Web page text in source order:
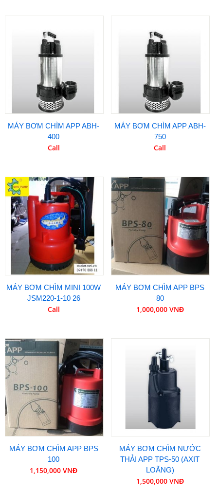
MÁY BƠM CHÌM APP ABH-
400
Call
MÁY BƠM CHÌM APP ABH-
750
Call
MÁY BƠM CHÌM MINI 100W
JSM220-1-10 26
Call
MÁY BƠM CHÌM APP BPS
80
1,000,000 VNĐ
MÁY BƠM CHÌM APP BPS
100
1,150,000 VNĐ
MÁY BƠM CHÌM NƯỚC
THẢI APP TPS-50 (AXIT
LOÃNG)
1,500,000 VNĐ